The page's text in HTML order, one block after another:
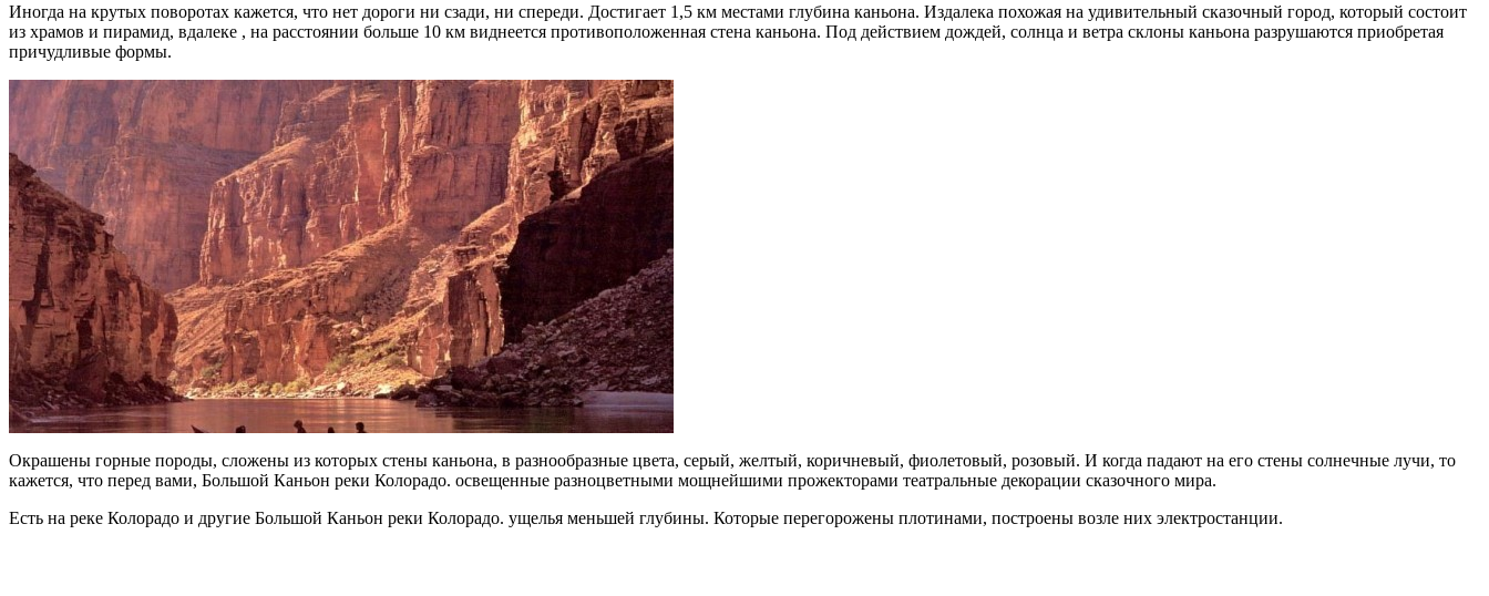
Иногда на крутых поворотах кажется, что нет дороги ни сзади, ни спереди. Достигает 1,5 км местами глубина каньона. Издалека похожая на удивительный сказочный город, который состоит
из храмов и пирамид, вдалеке , на расстоянии больше 10 км виднеется противоположенная стена каньона. Под действием дождей, солнца и ветра склоны каньона разрушаются приобретая
причудливые формы.
Окрашены горные породы, сложены из которых стены каньона, в разнообразные цвета, серый, желтый, коричневый, фиолетовый, розовый. И когда падают на его стены солнечные лучи, то
кажется, что перед вами, Большой Каньон реки Колорадо. освещенные разноцветными мощнейшими прожекторами театральные декорации сказочного мира.
Есть на реке Колорадо и другие Большой Каньон реки Колорадо. ущелья меньшей глубины. Которые перегорожены плотинами, построены возле них электростанции.